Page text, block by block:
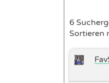
6
Sortieren